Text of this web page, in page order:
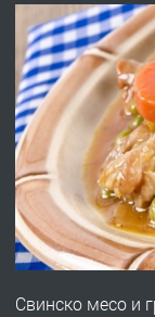
ПРЕДЛАГА
ПРЕДЛАГА
Свинско месо и